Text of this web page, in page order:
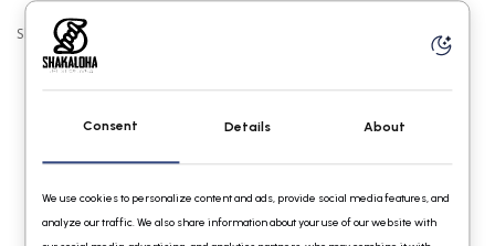
Shakaloha W Whistler DLX LBrown
€149,95
Consent Details About
We use cookies to personalize content and ads, provide social media features, and
analyze our traffic. We also share information about your use of our website with